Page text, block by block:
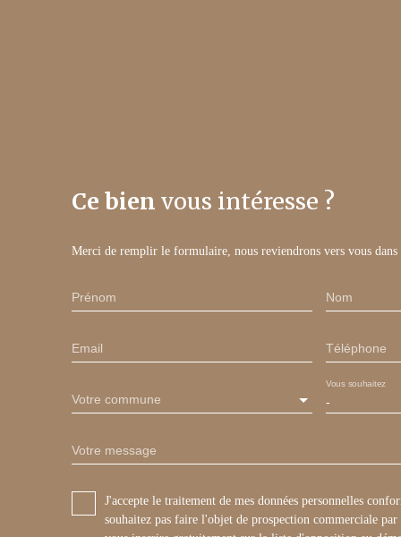
Ce bien vous intéresse ?
Merci de remplir le formulaire, nous reviendrons vers vous dans
Prénom Nom
Email Téléphone
Votre commune -
Vous souhaitez
Votre message
J'accepte le traitement de mes données personnelles
souhaitez pas faire l'objet de prospection commerciale